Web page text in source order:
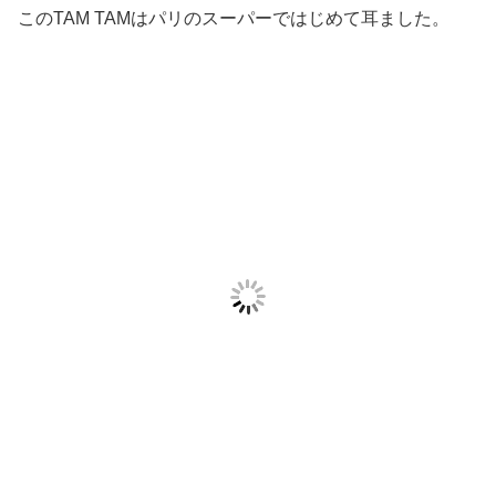
このTAM TAMはパリのスーパーではじめて耳ました。